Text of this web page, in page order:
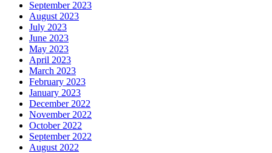
September 2023
August 2023
July 2023
June 2023
May 2023
April 2023
March 2023
February 2023
January 2023
December 2022
November 2022
October 2022
September 2022
August 2022